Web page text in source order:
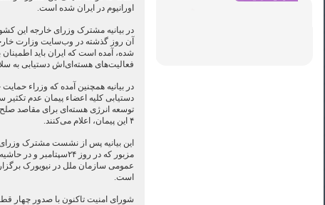
اورانیوم در ایران شده است.
در بیانیه مشترک وزرای خارجه این
آن روز گذشته در وب‌سایت وزارت
شده، آمده است که ایران باید اطمینان
فعالیت‌های هسته‌ای‌اش دستیابی به
در بیانیه همچنین آمده که وزراء
دستیابی کلیه اعضاء پیمان عدم تکثیر
توسعه انرژی هسته‌ای برای مقاصد
۴ این پیمان، اعلام می‌کنند.
این بیانیه پس از نشست مشترک
مزبور که در روز ۲۴سپتامبر
عمومی سازمان ملل در نیویورک
است.
شورای امنیت تاکنون با صدور چهار